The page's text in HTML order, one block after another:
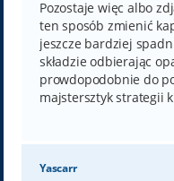
Pozostaje więc albo
ten sposób zmienić
jeszcze bardziej
składzie odbierając
prowdopodobnie do
majstersztyk strategii
Yascarr